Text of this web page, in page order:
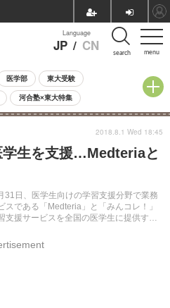
menu
Language
JP / CN search
医学部 東大受験
河合塾×東大特集
中学受験 小学校受験
過去問 人気記事
学生を支援…Medteriaと
日、医学生向けの学習支援分野で業務
である「Medteria」と「みんコレ！」
支援サービスを全国の医学生に提供す
2018.8.1 Wed 18:45